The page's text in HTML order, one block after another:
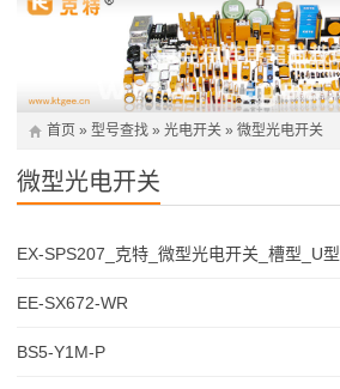
首页 » 型号查找 » 光电开关 » 微型光电开关
微型光电开关
EX-SPS207_克特_微型光电开关_槽型_U型
EE-SX672-WR
BS5-Y1M-P